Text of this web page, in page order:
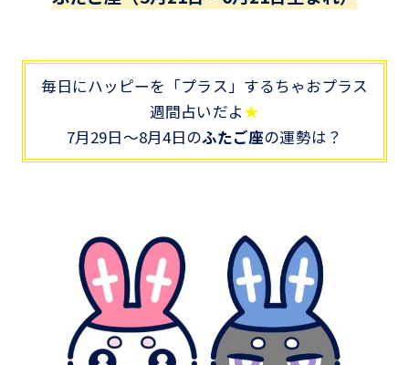
毎日にハッピーを「プラス」するちゃおプラス
週間占いだよ★
7月29日～8月4日のふたご座の運勢は？